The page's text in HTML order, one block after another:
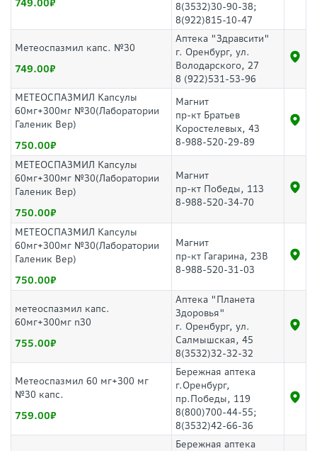
749.00
8(3532)30-90-38;
8(922)815-10-47
Метеоспазмил капс. №30
749.00
Аптека "Здравсити"
г. Оренбург, ул.
Володарского, 27
8 (922)531-53-96
МЕТЕОСПАЗМИЛ Капсулы
60мг+300мг №30(Лаборатории
Галеник Вер)
750.00
Магнит
пр-кт Братьев
Коростелевых, 43
8-988-520-29-89
МЕТЕОСПАЗМИЛ Капсулы
60мг+300мг №30(Лаборатории
Галеник Вер)
750.00
Магнит
пр-кт Победы, 113
8-988-520-34-70
МЕТЕОСПАЗМИЛ Капсулы
60мг+300мг №30(Лаборатории
Галеник Вер)
750.00
Магнит
пр-кт Гагарина, 23В
8-988-520-31-03
метеоспазмил капс.
60мг+300мг n30
755.00
Аптека "Планета
Здоровья"
г. Оренбург, ул.
Салмышская, 45
8(3532)32-32-32
Метеоспазмил 60 мг+300 мг
№30 капс.
759.00
Бережная аптека
г.Оренбург,
пр.Победы, 119
8(800)700-44-55;
8(3532)42-66-36
Бережная аптека